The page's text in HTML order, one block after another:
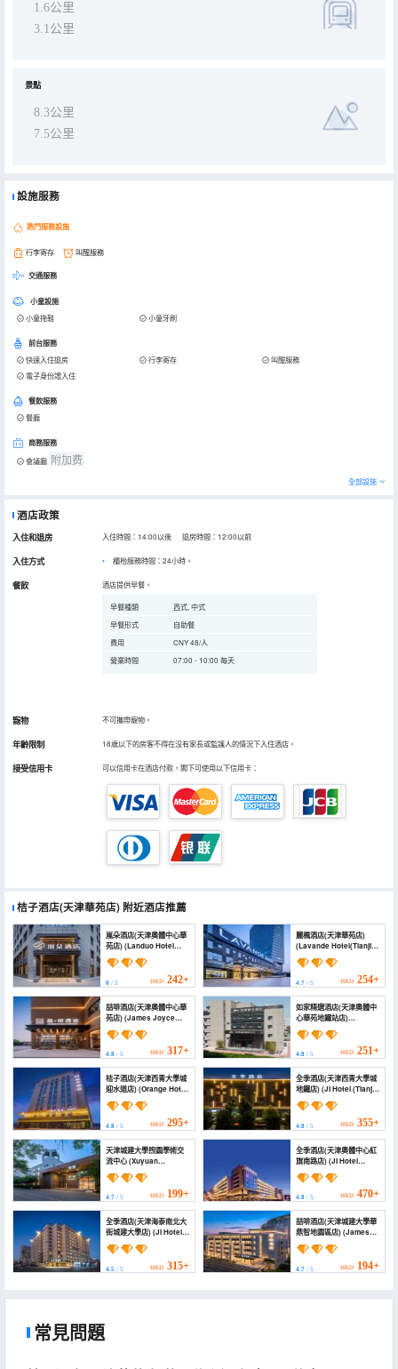
1.6公里
3.1公里
景點
8.3公里
7.5公里
設施服務
熱門服務設施
行李寄存 叫醒服務
交通服務
小童設施
小童拖鞋 小童牙刷
前台服務
快速入住退房 行李寄存
叫醒服務
電子身份證入住
餐飲服務
餐廳
商務服務
會議廳 附加费
全部設施
酒店政策
入住和退房 入住時間：14:00以後 退房時間：12:00以前
入住方式 櫃枱服務時間：24小時。
餐飲 酒店提供早餐。
早餐種類
西式, 中式
早餐形式
自助餐
費用
CNY 48/人
營業時間
07:00 - 10:00 每天
寵物 不可攜帶寵物。
年齡限制 18歲以下的房客不得在沒有家長或監護人的情況下入住酒店。
接受信用卡 可以信用卡在酒店付款，閣下可使用以下信用卡：
桔子酒店(天津華苑店) 附近酒店推薦
嵐朵酒店(天津奧體中心華
苑店) (Landuo Hotel
(Huayuan Branch,
Tianjin Olympic Sports
0 / 5 HKD 242+
麗楓酒店(天津華苑店)
(Lavande Hotel(Tianjin
Huayuan Store))
4.7/ 5 HKD 254+
喆啡酒店(天津奧體中心華
苑店) (James Joyce
Coffetel Hotel (Tianjin
Aoti Zhongxin
Huayuan))
4.8 / 5 HKD 317+
如家精選酒店(天津奧體中
心華苑地鐵站店)
(Homeinn Plus Hotel
(Tianjin Olympic Sports
Center Huayuan
Subway Station))
4.8/ 5 HKD 251+
桔子酒店(天津西青大學城
迎水道店) (Orange Hotel
(Tianjin Haitai
University Town store))
4.8 / 5 HKD 295+
全季酒店(天津西青大學城
地鐵店) (JI Hotel (Tianjin
Xiqing University Town
Subway))
4.8/ 5 HKD 355+
天津城建大學煦園學術交
流中心 (Xuyuan
Academic Exchange
Center, Tianjin
Chengjian University)
4.7 / 5 HKD 199+
全季酒店(天津奧體中心紅
旗南路店) (JI Hotel
(Tianjin Aoti Zhongxin
Hongqi Nan Road))
4.8/ 5 HKD 470+
全季酒店(天津海泰南北大
街城建大學店) (JI Hotel
(Tianjin Haitai North
and South Street City
Construction
University Branch))
4.5 / 5 HKD 315+
喆啡酒店(天津城建大學華
鼎智地園區店) (James
Joyce Coffetel (Tianjin
City Construction
University Huading
Zhidi Park))
4.7/ 5 HKD 194+
常見問題